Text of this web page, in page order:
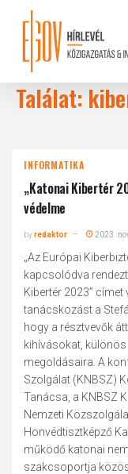
content
Találat:
INFORMATIKA
„Katonai Kibertér
védelme
byredaktor 2023.
„Az Európai
kapcsolódva
Kibertér 2023”
tanácskozást a
hogy a résztvevők
kihívásokat, különös
megoldásaira. A
Szolgálat (KNBSZ)
Tanácsa, a KNBSZ
Nemzeti
Honvédtisztképző
működő katonai
szakcsoportja